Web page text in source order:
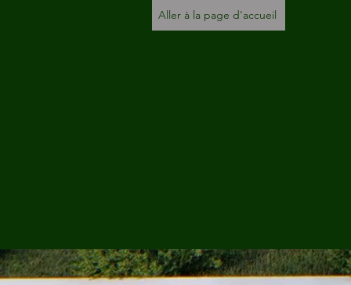
Aller à la page d'accueil